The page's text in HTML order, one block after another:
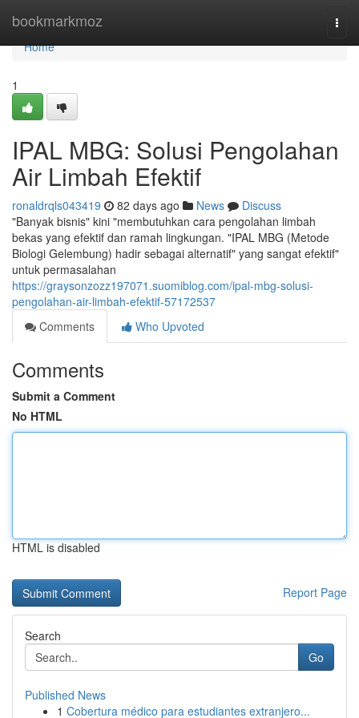
bookmarkmoz
Home
Home
1
IPAL MBG: Solusi Pengolahan
Air Limbah Efektif
ronaldrqls043419 82 days ago News
Discuss
"Banyak bisnis" kini "membutuhkan cara pengolahan limbah
bekas yang efektif dan ramah lingkungan. "IPAL MBG (Metode
Biologi Gelembung) hadir sebagai alternatif" yang sangat efektif"
untuk permasalahan
https://graysonzozz197071.suomiblog.com/ipal-mbg-solusi-
pengolahan-air-limbah-efektif-57172537
Comments
Who Upvoted
Comments
Submit a Comment
No HTML
HTML is disabled
Report Page
Search
Go
Published News
1 Cobertura médico para estudiantes extranjero...